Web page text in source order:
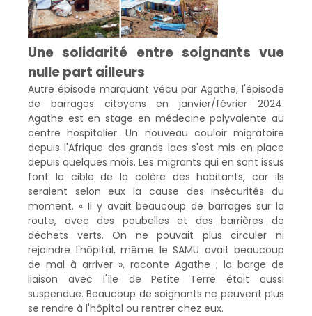
Une solidarité entre soignants vue
nulle part ailleurs
Autre épisode marquant vécu par Agathe, l'épisode
de barrages citoyens en janvier/février 2024.
Agathe est en stage en médecine polyvalente au
centre hospitalier. Un nouveau couloir migratoire
depuis l'Afrique des grands lacs s'est mis en place
depuis quelques mois. Les migrants qui en sont issus
font la cible de la colère des habitants, car ils
seraient selon eux la cause des insécurités du
moment. « Il y avait beaucoup de barrages sur la
route, avec des poubelles et des barrières de
déchets verts. On ne pouvait plus circuler ni
rejoindre l'hôpital, même le SAMU avait beaucoup
de mal à arriver », raconte Agathe ; la barge de
liaison avec l'île de Petite Terre était aussi
suspendue. Beaucoup de soignants ne peuvent plus
se rendre à l'hôpital ou rentrer chez eux.